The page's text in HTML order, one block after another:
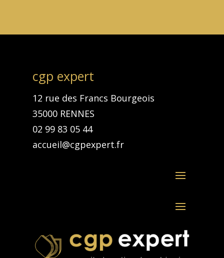
cgp expert
12 rue des Francs Bourgeois
35000 RENNES
02 99 83 05 44
accueil@cgpexpert.fr